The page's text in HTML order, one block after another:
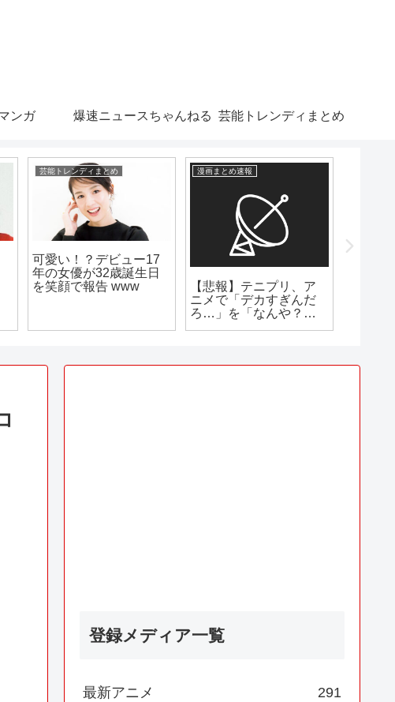
ンガ 爆速ニュースちゃんねる 芸能トレンディまとめ
芸能トレンディまとめ
可愛い！？デビュー17
年の女優が32歳誕生日
を笑顔で報告 www
漫画まとめ速報
【悲報】テニプリ、ア
ニメで「デカすぎんだ
ろ…」を「なんや？で
登録メディア一覧
最新アニメ 291